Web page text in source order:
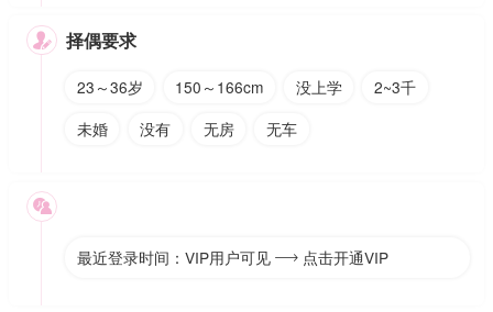
 择偶要求
23～36岁 150～166cm 没上学
2~3千
未婚
没有 无房 无车

最近登录时间：VIP用户可见  点击开通VIP